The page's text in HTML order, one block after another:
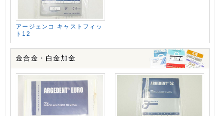
アージェンコ キャストフィッ
ト12
金合金・白金加金